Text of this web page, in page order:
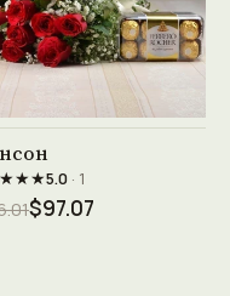
Виж продукта →
5.0· 1
$97.07